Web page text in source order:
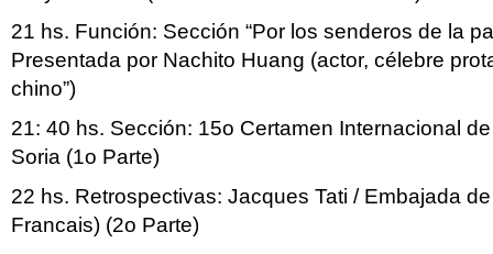
21 hs. Función: Sección “Por los senderos de la
Presentada por Nachito Huang (actor, célebre
chino”)
21: 40 hs. Sección: 15o Certamen Internacional
Soria (1o Parte)
22 hs. Retrospectivas: Jacques Tati / Embajada
Francais) (2o Parte)